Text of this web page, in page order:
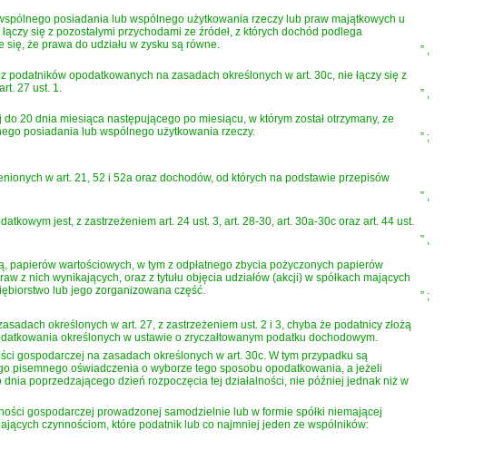
posiadania lub wspólnego użytkowania rzeczy lub praw majątkowych u
się z pozostałymi przychodami ze źródeł, z których dochód podlega
że prawa do udziału w zysku są równe.
”
opodatkowanych na zasadach określonych w art. 30c, nie łączy się z
27 ust. 1.
”
20 dnia miesiąca następującego po miesiącu, w którym został otrzymany, ze
posiadania lub wspólnego użytkowania rzeczy.
” ;
w art. 21, 52 i 52a oraz dochodów, od których na podstawie przepisów
” ,
jest, z zastrzeżeniem art. 24 ust. 3, art. 28-30, art. 30a-30c oraz art. 44 ust.
” ,
papierów wartościowych, w tym z odpłatnego zbycia pożyczonych papierów
z nich wynikających, oraz z tytułu objęcia udziałów (akcji) w spółkach mających
lub jego zorganizowana część.
” ;
określonych w art. 27, z zastrzeżeniem ust. 2 i 3, chyba że podatnicy złożą
określonych w ustawie o zryczałtowanym podatku dochodowym.
gospodarczej na zasadach określonych w art. 30c. W tym przypadku są
pisemnego oświadczenia o wyborze tego sposobu opodatkowania, a jeżeli
poprzedzającego dzień rozpoczęcia tej działalności, nie później jednak niż w
gospodarczej prowadzonej samodzielnie lub w formie spółki niemającej
czynnościom, które podatnik lub co najmniej jeden ze wspólników: